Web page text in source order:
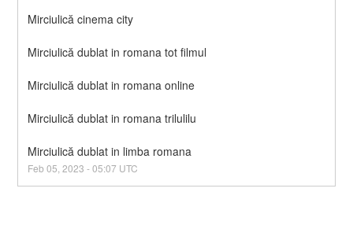
Mirciulică cinema city
Mirciulică dublat in romana tot filmul
Mirciulică dublat in romana online
Mirciulică dublat in romana trilulilu
Mirciulică dublat in limba romana
Feb05 ,2023 -05:07 UTC